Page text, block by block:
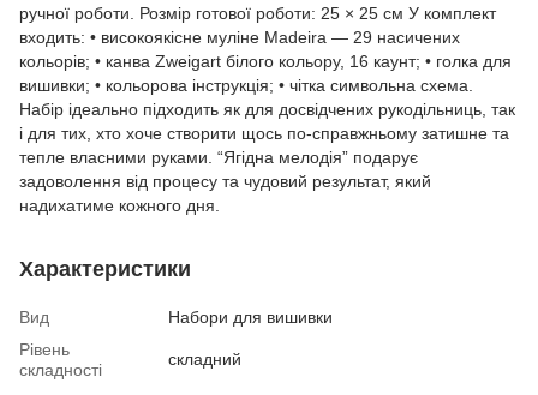
ручної роботи. Розмір готової роботи: 25 × 25 см У комплект
входить: • високоякісне муліне Madeira — 29 насичених
кольорів; • канва Zweigart білого кольору, 16 каунт; • голка для
вишивки; • кольорова інструкція; • чітка символьна схема.
Набір ідеально підходить як для досвідчених рукодільниць, так
і для тих, хто хоче створити щось по-справжньому затишне та
тепле власними руками. “Ягідна мелодія” подарує
задоволення від процесу та чудовий результат, який
надихатиме кожного дня.
Характеристики
Вид
Набори для вишивки
Рівень
складності
складний